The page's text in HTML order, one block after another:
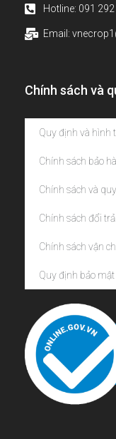
Hotline: 091
Email:
Chính sách và
Quy định và hình
Chính sách bảo
Chính sách và
Chính sách đổi
Chính sách vận
Quy định bảo